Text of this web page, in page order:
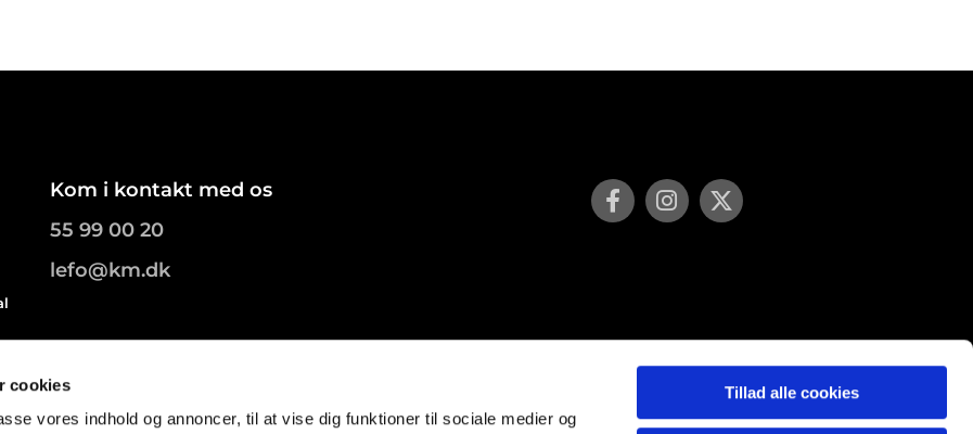
cookies
vores indhold og annoncer, til at vise dig funktioner til sociale medier og
Tillad alle cookies
Kom i kontakt med os
55 99 00 20
lefo@km.dk